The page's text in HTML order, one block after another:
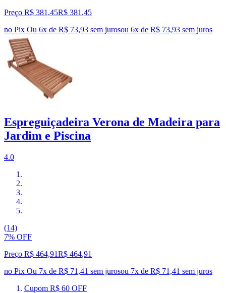
Preço R$ 381,45R$ 381 ,45
no Pix Ou 6x de R$ 73,93 sem jurosou 6x de R$ 73,93 sem juros
Espreguiçadeira Verona de Madeira para
Jardim e Piscina
4.0
(14)
7% OFF
Preço R$ 464,91R$ 464,91
no Pix Ou 7x de R$ 71,41 sem jurosou 7x de R$ 71,41 sem juros
Cupom R$ 60 OFF